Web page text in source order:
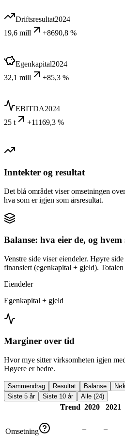
Driftsresultat2024
19,6 mill
+8690,8 %
Egenkapital2024
32,1 mill
+85,3 %
EBITDA2024
25 t
+11169,3 %
Inntekter og resultat
Det blå området viser omsetningen
hva som er igjen som årsresultat.
Balanse: hva eier de, og
Venstre side viser eiendeler. Høyre
finansiert (egenkapital + gjeld).
Eiendeler
Egenkapital + gjeld
Marginer over tid
Hvor mye sitter virksomheten igjen
Høyere er bedre.
Sammendrag Resultat Balanse
Siste 5 år
Siste 10 år Alle (24)
Trend 2020 2021
Omsetning – –